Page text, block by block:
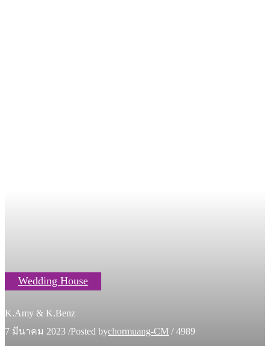
Wedding House
K.Amy & K.Benz
7 มีนาคม 2023 /Posted bychormuang-CM / 4989